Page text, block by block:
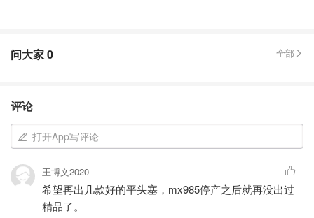
问大家0 全部
评论
打开App写评论
王博文2020
希望再出几款好的平头塞，mx985停产之后就再没出过
精品了。